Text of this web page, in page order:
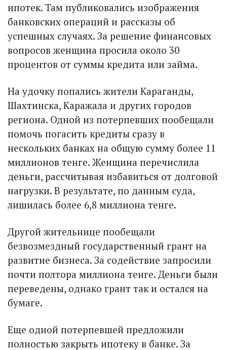
ипотек. Там публиковались изображения
банковских операций и рассказы об
успешных случаях. За решение финансовых
вопросов женщина просила около 30
процентов от суммы кредита или займа.
На удочку попались жители Караганды,
Шахтинска, Каражала и других городов
региона. Одной из потерпевших пообещали
помочь погасить кредиты сразу в
нескольких банках на общую сумму более 11
миллионов тенге. Женщина перечислила
деньги, рассчитывая избавиться от долговой
нагрузки. В результате, по данным суда,
лишилась более 6,8 миллиона тенге.
Другой жительнице пообещали
безвозмездный государственный грант на
развитие бизнеса. За содействие запросили
почти полтора миллиона тенге. Деньги были
переведены, однако грант так и остался на
бумаге.
Еще одной потерпевшей предложили
полностью закрыть ипотеку в банке. За